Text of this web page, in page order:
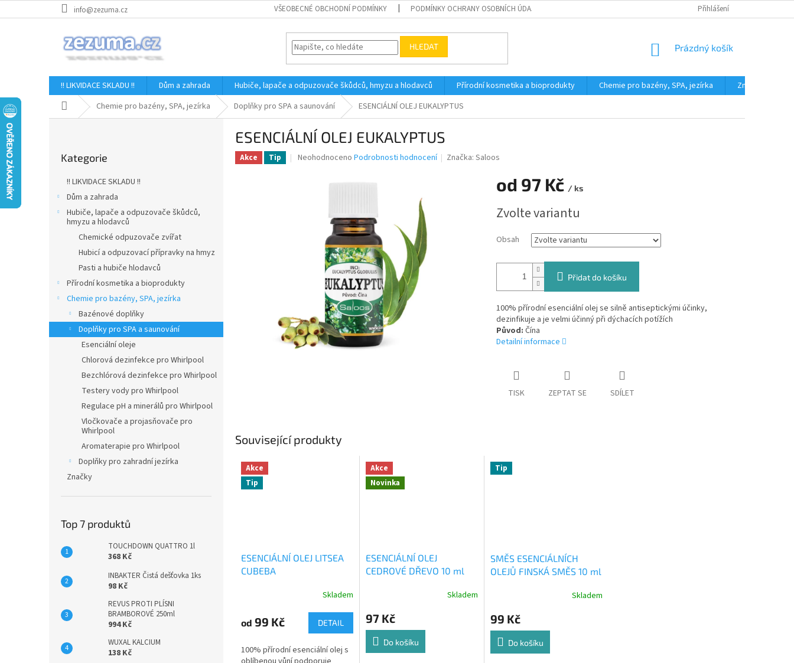
na
info@zezuma.cz VŠEOBECNÉ OBCHODNÍ PODMÍNKY PODMÍNKY OCHRANY OSOBNÍCH ÚDAJŮ FORMULÁŘ PRO ODSTOUPENÍ OD KUPNÍ
Přihlášení
HLEDAT
NÁKUPNÍ
Prázdný košík
!! LIKVIDACE SKLADU !! Dům a zahrada Hubiče, lapače a odpuzovače škůdců, hmyzu a hlodavců Přírodní kosmetika a bioprodukty Chemie pro bazény, SPA, jezírka
Značky
Domů Chemie pro bazény, SPA, jezírka Doplňky pro SPA a saunování ESENCIÁLNÍ OLEJ EUKALYPTUS
kategorie
Kategorie
!! LIKVIDACE SKLADU !!
Dům a zahrada
Hubiče, lapače a odpuzovače škůdců,
hmyzu a hlodavců
Chemické odpuzovače zvířat
Hubicí a odpuzovací přípravky na hmyz
Pasti a hubiče hlodavců
Přírodní kosmetika a bioprodukty
Chemie pro bazény, SPA, jezírka
Bazénové doplňky
Doplňky pro SPA a saunování
Esenciální oleje
Chlorová dezinfekce pro Whirlpool
Bezchlórová dezinfekce pro Whirlpool
Testery vody pro Whirlpool
Regulace pH a minerálů pro Whirlpool
Vločkovače a projasňovače pro
Whirlpool
Aromaterapie pro Whirlpool
Doplňky pro zahradní jezírka
Značky
Top 7 produktů
TOUCHDOWN QUATTRO 1l
368 Kč
INBAKTER Čistá dešťovka 1ks
98 Kč
REVUS PROTI PLÍSNI
BRAMBOROVÉ 250ml
994 Kč
WUXAL KALCIUM
138 Kč
ESENCIÁLNÍ OLEJ EUKALYPTUS
Akce Tip
Průměrné
hvězdiček.
Neohodnoceno Podrobnosti hodnocení Značka:Saloos
od 97 Kč / ks
cena:
Zvolte variantu
Obsah
Přidat do košíku
100% přírodní esenciální olej se silně antiseptickými účinky,
dezinfikuje a je velmi účinný při dýchacích potížích
Původ: Čína
Detailní informace
TISK ZEPTAT SE SDÍLET
Související produkty
Akce
Tip
ESENCIÁLNÍ OLEJ LITSEA
CUBEBA
Skladem
od 99 Kč DETAIL
100% přírodní esenciální olej s
Akce
Novinka
ESENCIÁLNÍ OLEJ
CEDROVÉ DŘEVO 10 ml
Skladem
97 Kč
Do košíku
Tip
SMĚS ESENCIÁLNÍCH
OLEJŮ FINSKÁ SMĚS 10 ml
Skladem
99 Kč
Do košíku